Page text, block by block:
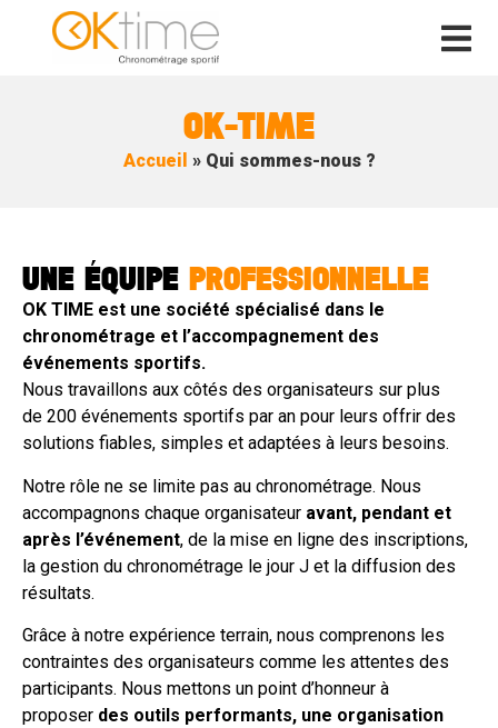
OK-TIME
Accueil » Qui sommes-nous ?
UNE ÉQUIPE PROFESSIONNELLE
OK TIME est une société spécialisé dans le
chronométrage et l’accompagnement des
événements sportifs.
Nous travaillons aux côtés des organisateurs sur plus
de 200 événements sportifs par an pour leurs offrir des
solutions fiables, simples et adaptées à leurs besoins.
Notre rôle ne se limite pas au chronométrage. Nous
accompagnons chaque organisateur avant, pendant et
après l’événement, de la mise en ligne des inscriptions,
la gestion du chronométrage le jour J et la diffusion des
résultats.
Grâce à notre expérience terrain, nous comprenons les
contraintes des organisateurs comme les attentes des
participants. Nous mettons un point d’honneur à
proposer des outils performants, une organisation